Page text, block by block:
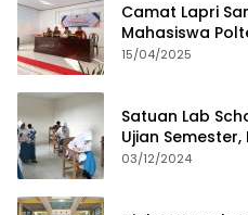
Camat Lapri
Mahasiswa
15/04/2025
Satuan Lab
Ujian
Proses
03/12/2024